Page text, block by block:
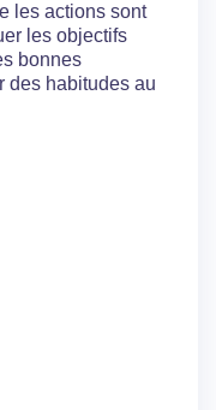
les actions sont
les objectifs
bonnes
des habitudes au